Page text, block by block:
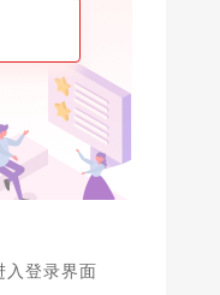
入登录界面